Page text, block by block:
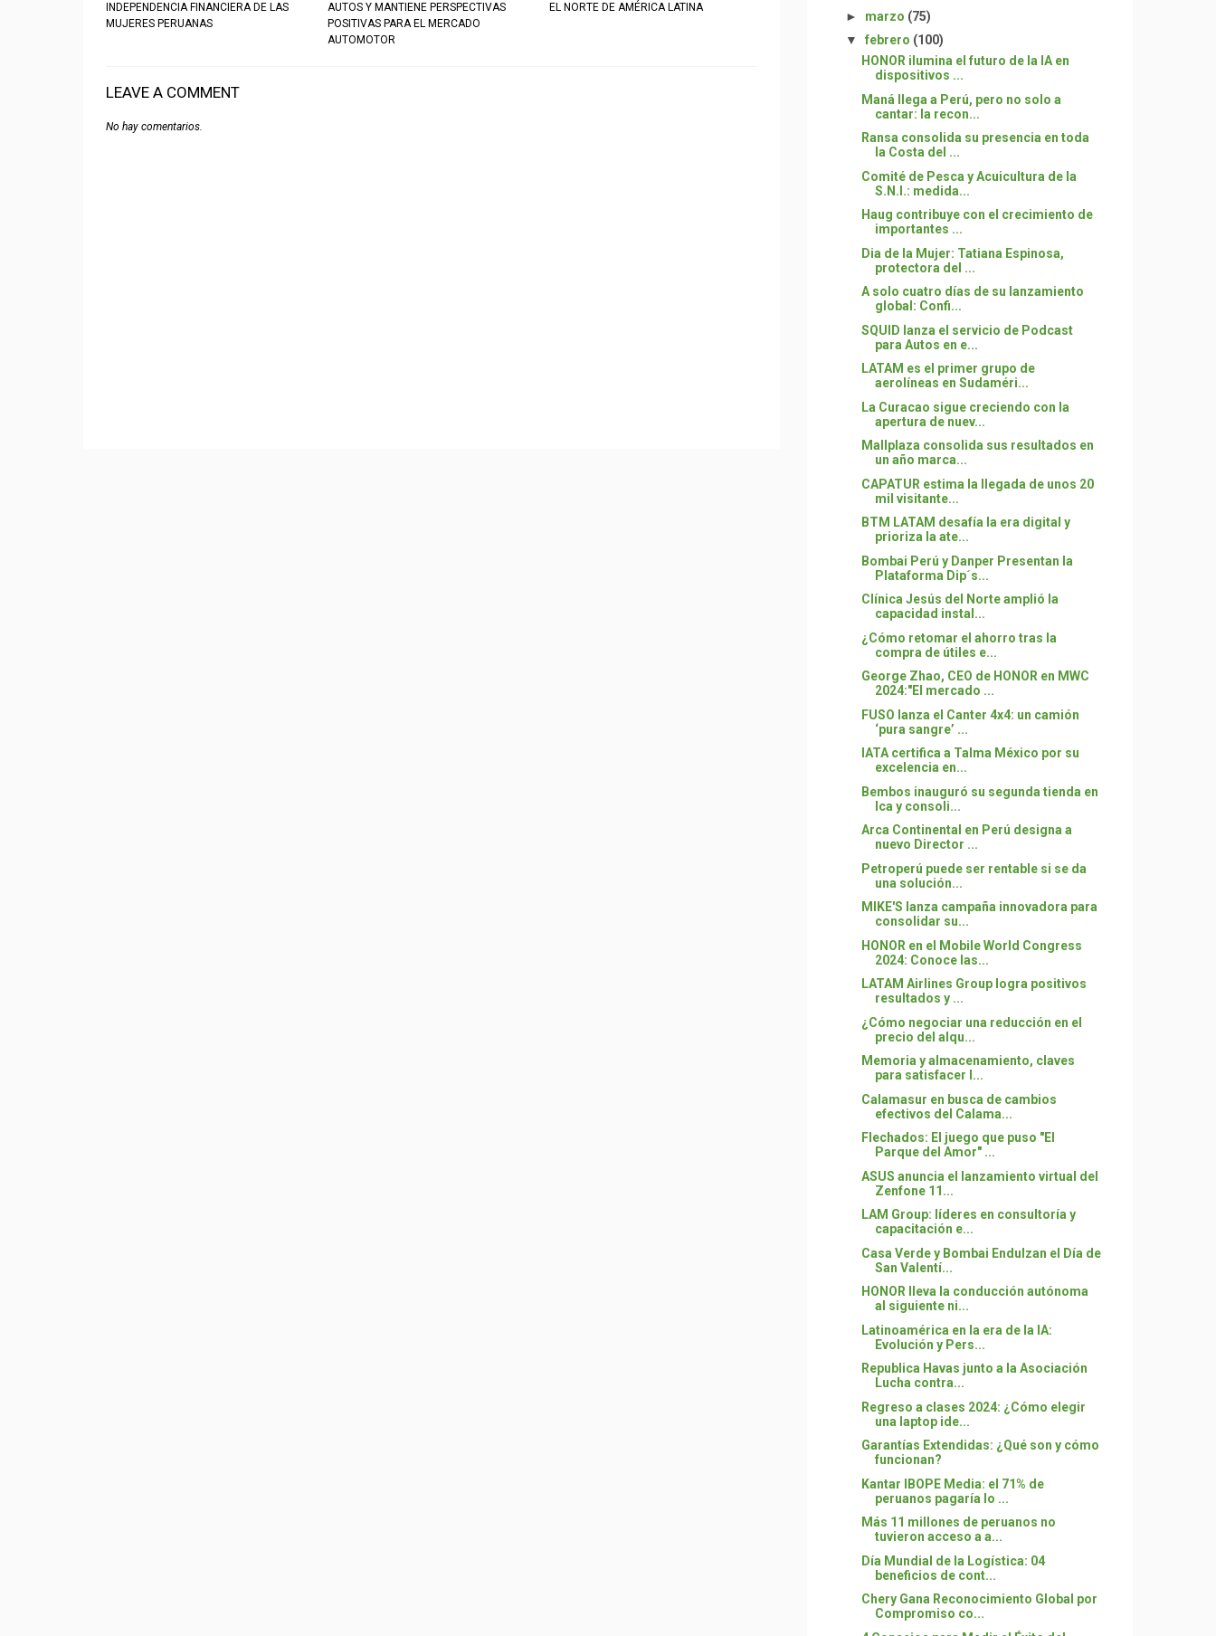
INDEPENDENCIA FINANCIERA DE LAS
MUJERES PERUANAS
AUTOS Y MANTIENE PERSPECTIVAS
POSITIVAS PARA EL MERCADO
AUTOMOTOR
EL NORTE DE AMÉRICA LATINA
LEAVE A COMMENT
No hay comentarios.
► marzo (75)
▼ febrero (100)
HONOR ilumina el futuro de la IA en
dispositivos ...
Maná llega a Perú, pero no solo a
cantar: la recon...
Ransa consolida su presencia en toda
la Costa del ...
Comité de Pesca y Acuicultura de la
S.N.I.: medida...
Haug contribuye con el crecimiento de
importantes ...
Dia de la Mujer: Tatiana Espinosa,
protectora del ...
A solo cuatro días de su lanzamiento
global: Confi...
SQUID lanza el servicio de Podcast
para Autos en e...
LATAM es el primer grupo de
aerolíneas en Sudaméri...
La Curacao sigue creciendo con la
apertura de nuev...
Mallplaza consolida sus resultados en
un año marca...
CAPATUR estima la llegada de unos 20
mil visitante...
BTM LATAM desafía la era digital y
prioriza la ate...
Bombai Perú y Danper Presentan la
Plataforma Dip´s...
Clínica Jesús del Norte amplió la
capacidad instal...
¿Cómo retomar el ahorro tras la
compra de útiles e...
George Zhao, CEO de HONOR en MWC
2024:"El mercado ...
FUSO lanza el Canter 4x4: un camión
‘pura sangre’ ...
IATA certifica a Talma México por su
excelencia en...
Bembos inauguró su segunda tienda en
Ica y consoli...
Arca Continental en Perú designa a
nuevo Director ...
Petroperú puede ser rentable si se da
una solución...
MIKE'S lanza campaña innovadora para
consolidar su...
HONOR en el Mobile World Congress
2024: Conoce las...
LATAM Airlines Group logra positivos
resultados y ...
¿Cómo negociar una reducción en el
precio del alqu...
Memoria y almacenamiento, claves
para satisfacer l...
Calamasur en busca de cambios
efectivos del Calama...
Flechados: El juego que puso "El
Parque del Amor" ...
ASUS anuncia el lanzamiento virtual del
Zenfone 11...
LAM Group: líderes en consultoría y
capacitación e...
Casa Verde y Bombai Endulzan el Día de
San Valentí...
HONOR lleva la conducción autónoma
al siguiente ni...
Latinoamérica en la era de la IA:
Evolución y Pers...
Republica Havas junto a la Asociación
Lucha contra...
Regreso a clases 2024: ¿Cómo elegir
una laptop ide...
Garantías Extendidas: ¿Qué son y cómo
funcionan?
Kantar IBOPE Media: el 71% de
peruanos pagaría lo ...
Más 11 millones de peruanos no
tuvieron acceso a a...
Día Mundial de la Logística: 04
beneficios de cont...
Chery Gana Reconocimiento Global por
Compromiso co...